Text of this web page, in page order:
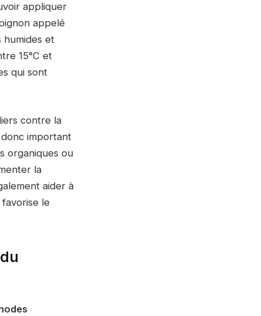
appliquer
appelé
humides et
15°C et
qui sont
contre la
donc important
organiques ou
la
aider à
favorise le